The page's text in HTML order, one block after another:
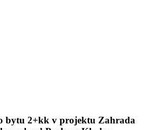
bytu 2+kk v projektu Zahrada